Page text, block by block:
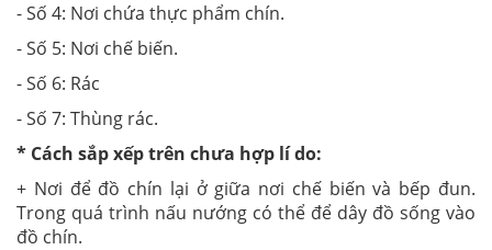
- Số 4: Nơi chứa thực phẩm chín.
- Số 5: Nơi chế biến.
- Số 6: Rác
- Số 7: Thùng rác.
* Cách sắp xếp trên chưa hợp lí do:
+ Nơi để đồ chín lại ở giữa nơi chế biến và bếp đun.
Trong quá trình nấu nướng có thể để dây đồ sống vào
đồ chín.